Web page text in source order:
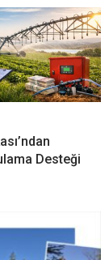
Desteği